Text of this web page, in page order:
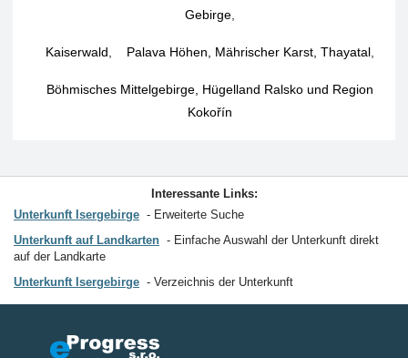
Gebirge,
Kaiserwald Palava Höhen, Mährischer Karst, Thayatal,
Böhmisches Mittelgebirge, Hügelland Ralsko und Region
Kokořín
Interessante Links:
Unterkunft Isergebirge
Erweiterte Suche
Unterkunft auf Landkarten
Einfache Auswahl der Unterkunft direkt
auf der Landkarte
Unterkunft Isergebirge
Verzeichnis der Unterkunft